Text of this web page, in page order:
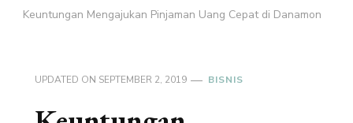
Keuntungan Mengajukan Pinjaman Uang Cepat di Danamon
UPDATED ON SEPTEMBER 2, 2019 BISNIS